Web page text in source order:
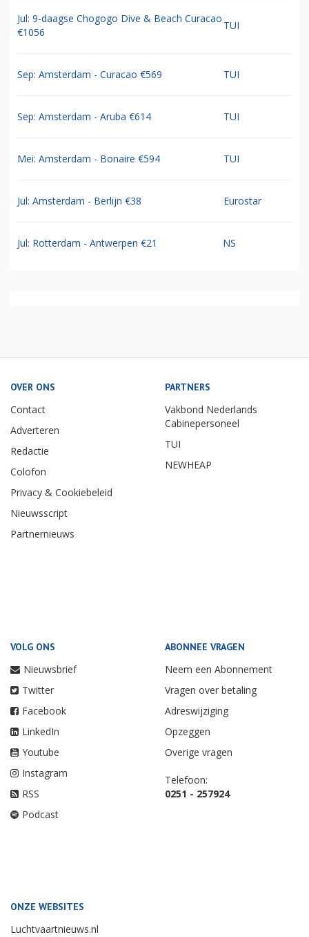
Jul: 9-daagse Chogogo Dive & Beach Curacao
€1056
TUI
Sep: Amsterdam - Curacao €569 TUI
Sep: Amsterdam - Aruba €614 TUI
Mei: Amsterdam - Bonaire €594 TUI
Jul: Amsterdam - Berlijn €38 Eurostar
Jul: Rotterdam - Antwerpen €21 NS
OVER ONS
Contact
Adverteren
Redactie
Colofon
Privacy & Cookiebeleid
Nieuwsscript
Partnernieuws
PARTNERS
Vakbond Nederlands
Cabinepersoneel
TUI
NEWHEAP
VOLG ONS
Nieuwsbrief
Twitter
Facebook
LinkedIn
Youtube
Instagram
RSS
Podcast
ABONNEE VRAGEN
Neem een Abonnement
Vragen over betaling
Adreswijziging
Opzeggen
Overige vragen
Telefoon:
0251 - 257924
ONZE WEBSITES
Luchtvaartnieuws.nl